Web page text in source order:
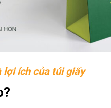
lợi ích của túi giấy